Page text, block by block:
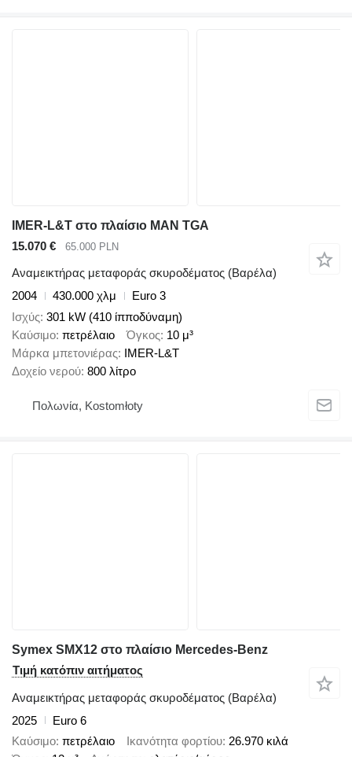
IMER-L&T στο πλαίσιο MAN TGA
15.070 €
65.000 PLN
Αναμεικτήρας μεταφοράς σκυροδέματος (Βαρέλα)
2004
430.000 χλμ
Euro 3
Ισχύς 301 kW (410 ίπποδύναμη)
Καύσιμο πετρέλαιο Όγκος 10 μ³
Μάρκα μπετονιέρας IMER-L&T
Δοχείο νερού 800 λίτρο
Πολωνία, Kostomłoty
Symex SMX12 στο πλαίσιο Mercedes-Benz
Τιμή κατόπιν αιτήματος
Αναμεικτήρας μεταφοράς σκυροδέματος (Βαρέλα)
2025
Euro 6
Καύσιμο πετρέλαιο Ικανότητα φορτίου 26.970 κιλά